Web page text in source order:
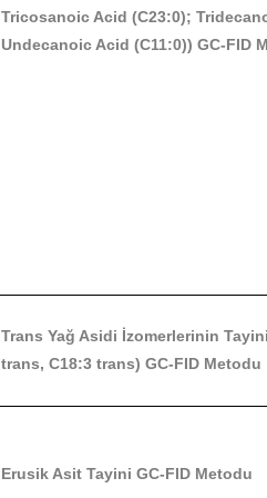
Tricosanoic Acid (C23:0);
Undecanoic Acid (C11:0)) GC-FID
Trans Yağ Asidi İzomerlerinin
trans, C18:3 trans) GC-FID Metodu
Erusik Asit Tayini GC-FID Metodu